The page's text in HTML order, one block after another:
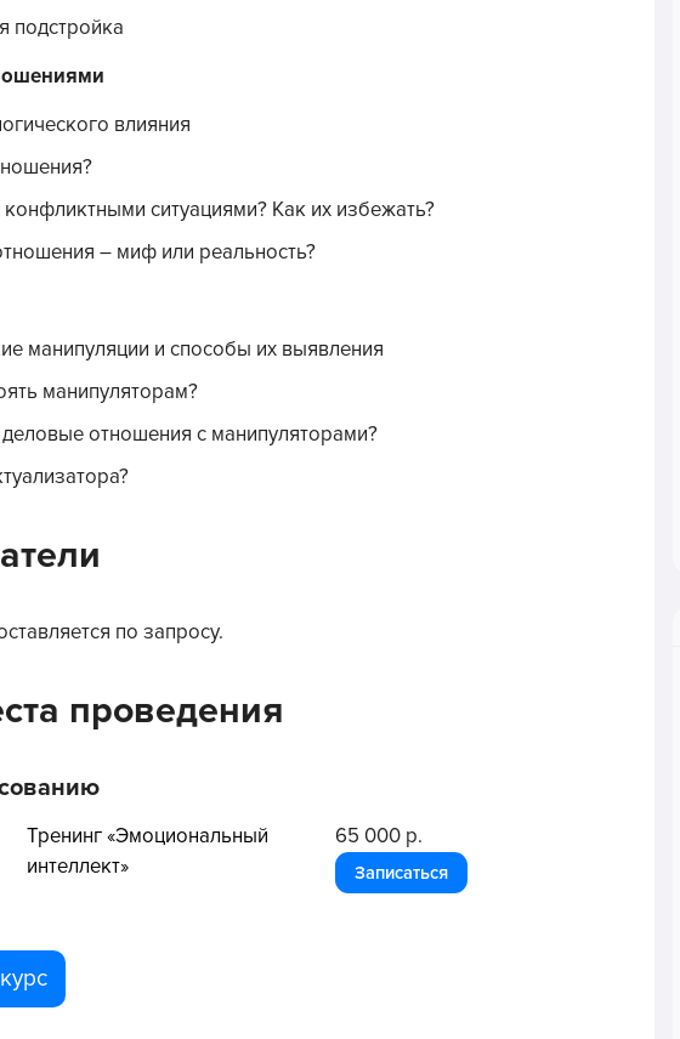
подстройка
влияния
конфликтными ситуациями? Как их избежать?
– миф или реальность?
манипуляции и способы их выявления
манипуляторам?
отношения с манипуляторами?
по запросу.
проведения
Тренинг «Эмоциональный
интеллект»
65 000 р.
Записаться